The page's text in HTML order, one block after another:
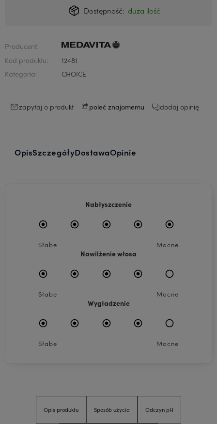
Dostępność: duża ilość
Producent:
Kod produktu:
12481
Kategoria:
CHOICE
zapytaj o produkt poleć znajomemu dodaj opinię
OpisSzczegółyDostawaOpinie
Nabłyszczenie
Słabe Mocne
Nawilżenie włosa
Słabe Mocne
Wygładzenie
Słabe Mocne
Opis produktu Sposób użycia Odczyn pH